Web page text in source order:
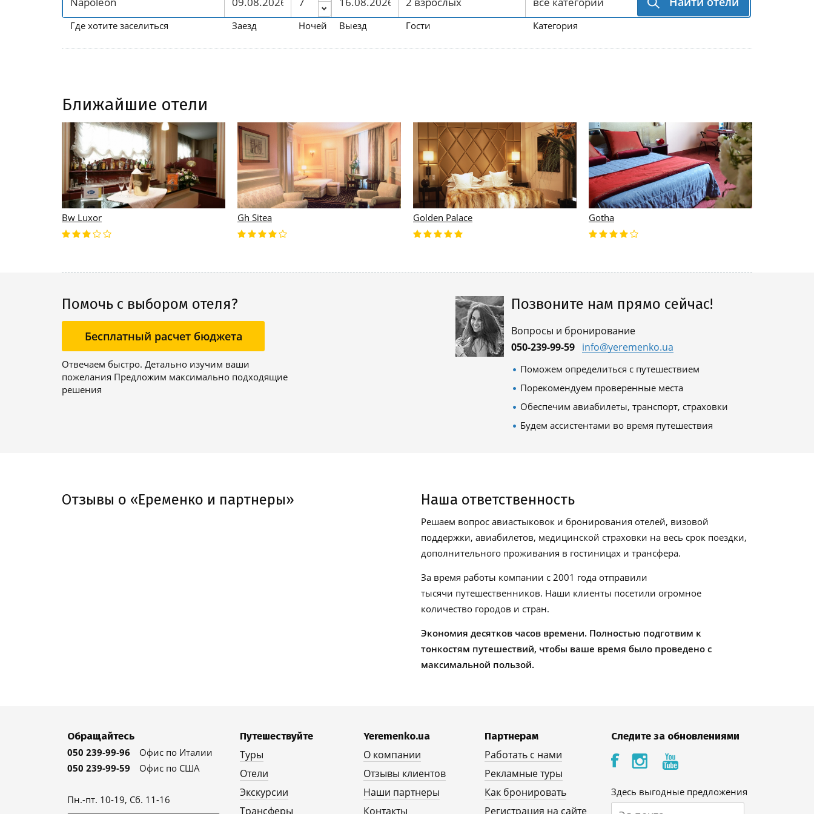
Где хотите заселиться Заезд Ночей Выезд Гости Категория
Ближайшие отели
Bw Luxor Gh Sitea Golden Palace Gotha
Помочь с выбором отеля?
Бесплатный расчет бюджета
Отвечаем быстро. Детально изучим ваши
пожелания Предложим максимально подходящие
решения
Позвоните нам прямо сейчас!
Вопросы и бронирование
050-239-99-59 info@yeremenko.ua
Поможем определиться с путешествием
Порекомендуем проверенные места
Обеспечим авиабилеты, транспорт, страховки
Будем ассистентами во время путешествия
Отзывы о «Еременко и партнеры» Наша ответственность
Решаем вопрос авиастыковок и бронирования отелей, визовой
поддержки, авиабилетов, медицинской страховки на весь срок поездки,
дополнительного проживания в гостиницах и трансфера.
За время работы компании с 2001 года отправили
тысячи путешественников. Наши клиенты посетили огромное
количество городов и стран.
Экономия десятков часов времени. Полностью подготвим к
тонкостям путешествий, чтобы ваше время было проведено с
максимальной пользой.
Обращайтесь
050 239-99-96
Офис по Италии
050 239-99-59
Офис по США
Пн.-пт. 10-19, Сб. 11-16
Путешествуйте
Туры
Отели
Экскурсии
Трансферы
Yeremenko.ua
О компании
Отзывы клиентов
Наши партнеры
Контакты
Партнерам
Работать с нами
Рекламные туры
Как бронировать
Регистрация на сайте
Следите за обновлениями
Здесь выгодные предложения